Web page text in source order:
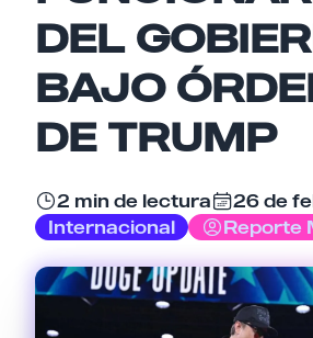
DEL
BAJO
DE TRUMP
2 min de lectura
26 de
Internacional
Reporte
Nombre
Tu comentario